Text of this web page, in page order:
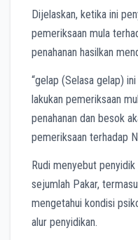
Dijelaskan, ketika ini
pemeriksaan mula
penahanan hasilkan
“gelap (Selasa gelap)
lakukan pemeriksaan
penahanan dan besok
pemeriksaan terhadap
Rudi menyebut
sejumlah Pakar,
mengetahui kondisi
alur penyidikan.